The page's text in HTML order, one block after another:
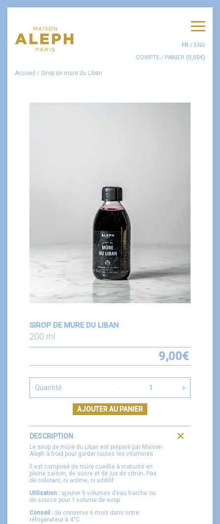
FR / ENG
COMPTE / PANIER (0,00€)
Accueil / Sirop de mure du Liban
SIROP DE MURE DU LIBAN
200 ml
9,00€
Quantité
AJOUTER AU PANIER
DESCRIPTION
Le sirop de mûre du Liban est préparé par Maison
Aleph à froid pour garder toutes les vitamines.
Il est composé de mûre cueillie à maturité en
pleine saison, de sucre et de jus de citron. Pas
de colorant, ni arôme, ni additif.
Utilisation : ajouter 5 volumes d’eau fraiche ou
de source pour 1 volume de sirop.
Conseil : Se conserve 6 mois dans votre
réfrigérateur à 4°C.